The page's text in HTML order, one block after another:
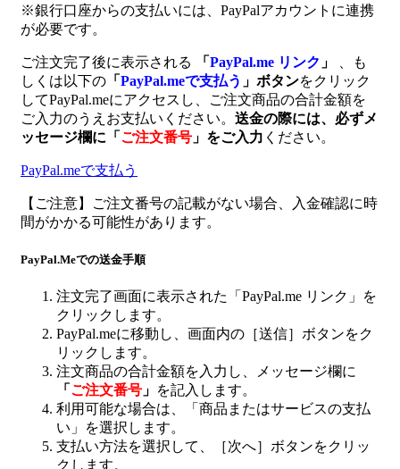
※銀行口座からの支払いには、PayPalアカウントに連携
が必要です。
ご注文完了後に表示される 「 PayPal.me リンク 」
、も
しくは以下の 「 PayPal.meで支払う 」ボタンをクリック
してPayPal.meにアクセスし、ご注文商品の合計金額を
ご入力のうえお支払いください。 送金の際には、必ずメ
ッセージ欄に 「 ご注文番号 」 をご入力 ください。
PayPal.meで支払う
【ご注意】ご注文番号の記載がない場合、入金確認に時
間がかかる可能性があります。
PayPal.Meでの送金手順
注文完了画面に表示された「PayPal.me リンク」を
クリックします。
PayPal.meに移動し、画面内の［送信］ボタンをク
リックします。
注文商品の合計金額を入力し、メッセージ欄に
「 ご注文番号 」 を記入します。
利用可能な場合は、「商品またはサービスの支払
い」を選択します。
支払い方法を選択して、［次へ］ボタンをクリッ
クします。